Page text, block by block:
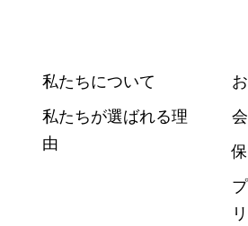
私たちについて
私たちが選ばれる理
由